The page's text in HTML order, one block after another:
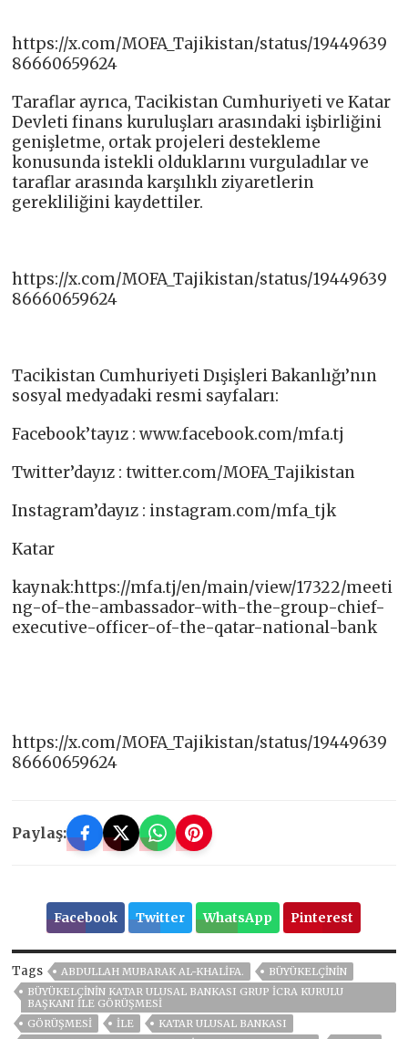
https://x.com/MOFA_Tajikistan/status/19449639
86660659624
Taraflar ayrıca, Tacikistan Cumhuriyeti ve Katar
Devleti finans kuruluşları arasındaki işbirliğini
genişletme, ortak projeleri destekleme
konusunda istekli olduklarını vurguladılar ve
taraflar arasında karşılıklı ziyaretlerin
gerekliliğini kaydettiler.
https://x.com/MOFA_Tajikistan/status/19449639
86660659624
Tacikistan Cumhuriyeti Dışişleri Bakanlığı’nın
sosyal medyadaki resmi sayfaları:
Facebook’tayız : www.facebook.com/mfa.tj​
Twitter’dayız : twitter.com/MOFA_Tajikistan​
Instagram’dayız : instagram.com/mfa_tjk​
Katar
kaynak:https://mfa.tj/en/main/view/17322/meeti
ng-of-the-ambassador-with-the-group-chief-
executive-officer-of-the-qatar-national-bank
https://x.com/MOFA_Tajikistan/status/19449639
86660659624
Paylaş:
Facebook Twitter WhatsApp Pinterest
Tags ABDULLAH MUBARAK AL-KHALIFA.
BÜYÜKELÇININ
BÜYÜKELÇININ KATAR ULUSAL BANKASI GRUP İCRA KURULU
BAŞKANI ILE GÖRÜŞMESI
GÖRÜŞMESI
ILE
KATAR ULUSAL BANKASI